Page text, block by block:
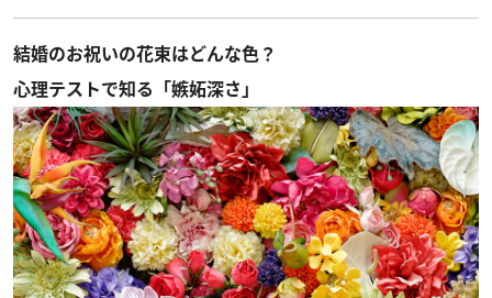
結婚のお祝いの花束はどんな色？
心理テストで知る「嫉妬深さ」